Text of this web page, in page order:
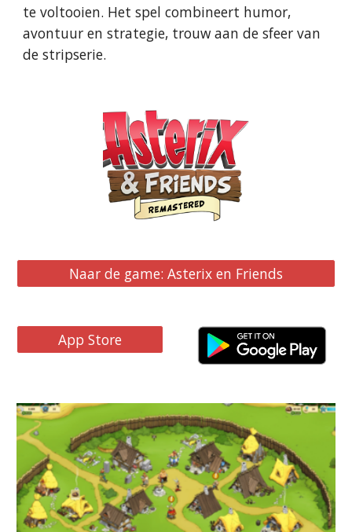
te voltooien. Het spel combineert humor,
avontuur en strategie, trouw aan de sfeer van
de stripserie.
Naar de game: Asterix en Friends
App Store